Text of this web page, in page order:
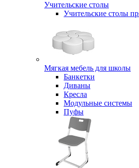
Учительские столы
Учительские столы
Мягкая мебель для школы
Банкетки
Диваны
Кресла
Модульные системы
Пуфы